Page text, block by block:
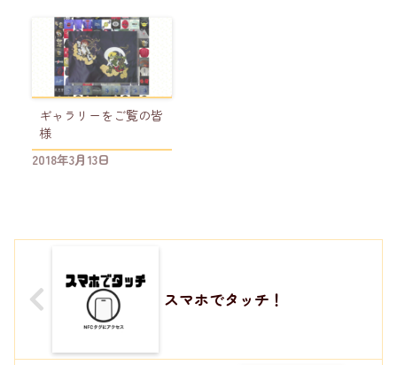
ギャラリーをご覧の皆
様
2018年3月13日
スマホでタッチ！